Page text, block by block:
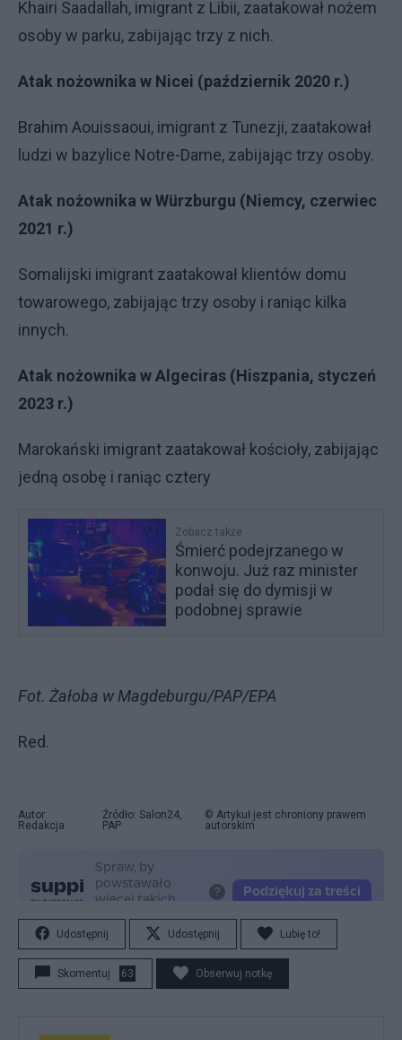
Khairi Saadallah, imigrant z Libii, zaatakował nożem
osoby w parku, zabijając trzy z nich.
Atak nożownika w Nicei (październik 2020 r.)
Brahim Aouissaoui, imigrant z Tunezji, zaatakował
ludzi w bazylice Notre-Dame, zabijając trzy osoby.
Atak nożownika w Würzburgu (Niemcy, czerwiec
2021 r.)
Somalijski imigrant zaatakował klientów domu
towarowego, zabijając trzy osoby i raniąc kilka
innych.
Atak nożownika w Algeciras (Hiszpania, styczeń
2023 r.)
Marokański imigrant zaatakował kościoły, zabijając
jedną osobę i raniąc cztery
Zobacz także
Śmierć podejrzanego w
konwoju. Już raz minister
podał się do dymisji w
podobnej sprawie
Fot. Żałoba w Magdeburgu/PAP/EPA
Red.
Autor:
Redakcja
Źródło: Salon24,
PAP
© Artykuł jest chroniony prawem
autorskim
Udostępnij Udostępnij Lubię to!
Skomentuj 63 Obserwuj notkę